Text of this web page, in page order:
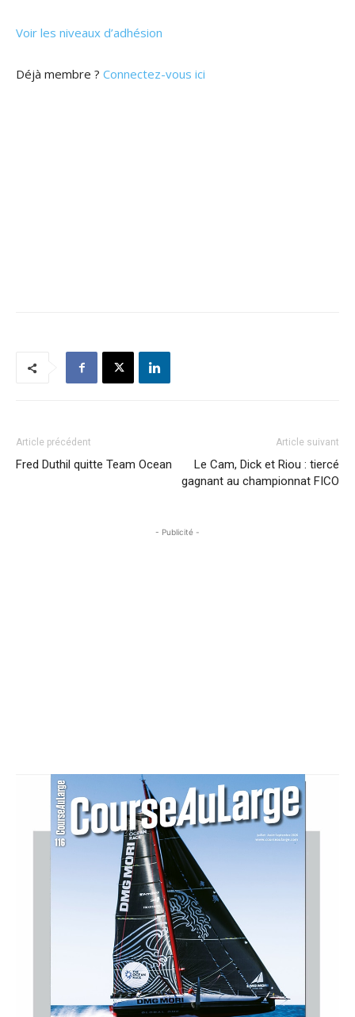
Voir les niveaux d’adhésion
Déjà membre ? Connectez-vous ici
Article précédent
Fred Duthil quitte Team Ocean
Article suivant
Le Cam, Dick et Riou : tiercé
gagnant au championnat FICO
- Publicité -